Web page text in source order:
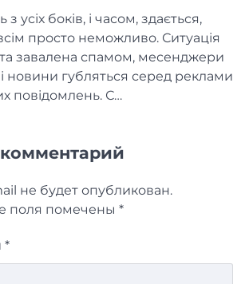
усіх боків, і часом, здається,
просто неможливо. Ситуація
завалена спамом, месенджери
новини губляться серед реклами
повідомлень. С…
не будет опубликован.
поля помечены *
*